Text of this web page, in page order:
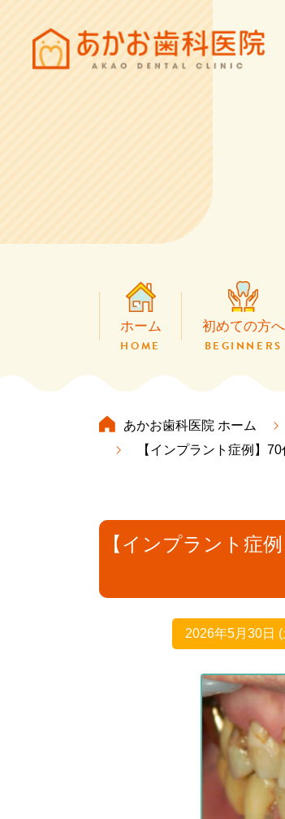
ホーム
HOME
初めての方へ
BEGINNERS
虫歯治療
マウスピース矯正
あかお歯科医院 ホーム
【インプラント症例】
【インプラント症
2026年5月30日 (